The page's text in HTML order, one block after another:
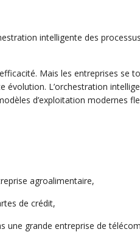
intelligente des
Mais les entreprises se
L’orchestration
d’exploitation modernes
agroalimentaire,
de crédit,
une grande entreprise de